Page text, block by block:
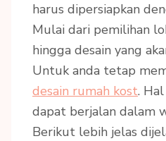
harus dipersiapkan
Mulai dari pemilihan
hingga desain yang
Untuk anda tetap
desain rumah kost.
dapat berjalan dalam
Berikut lebih jelas